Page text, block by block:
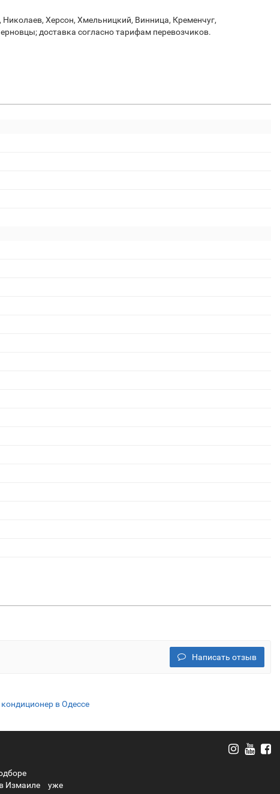
Херсон, Хмельницкий, Винница, Кременчуг,
доставка согласно тарифам перевозчиков.
Написать отзыв
кондиционер в Одессе
Измаиле
уже